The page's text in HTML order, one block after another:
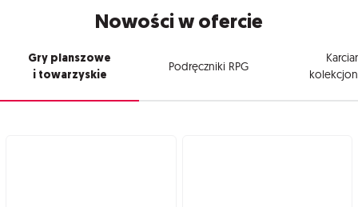
Nowości w ofercie
Gry planszowe
i towarzyskie
Podręczniki RPG